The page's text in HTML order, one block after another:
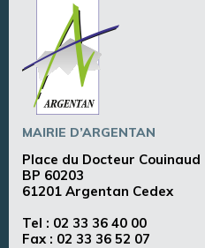
MAIRIE D’ARGENTAN
Place du Docteur Couinaud
BP 60203
61201 Argentan Cedex
Tel : 02 33 36 40 00
Fax : 02 33 36 52 07